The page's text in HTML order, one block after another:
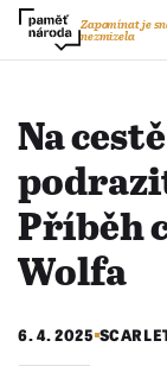
Zapomínat je
nezmizela
Na
Příběh
Wolfa
6. 4. 2025